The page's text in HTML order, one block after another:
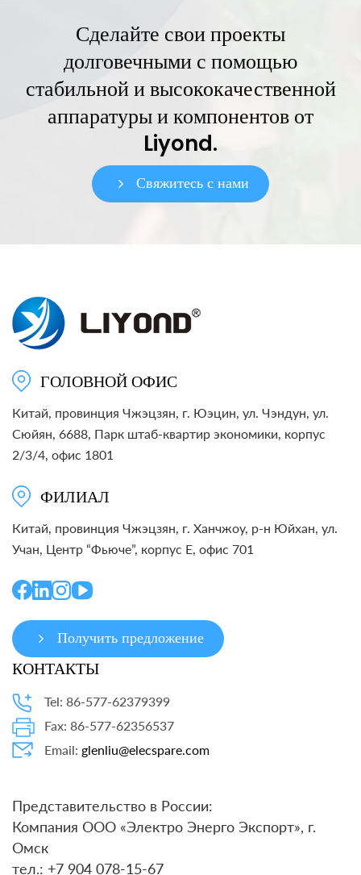
Сделайте свои проекты
долговечными с помощью
стабильной и высококачественной
аппаратуры и компонентов от
Liyond.
Свяжитесь с нами
ГОЛОВНОЙ ОФИС
Китай, провинция Чжэцзян, г. Юэцин, ул. Чэндун, ул.
Сюйян, 6688, Парк штаб-квартир экономики, корпус
2/3/4, офис 1801
ФИЛИАЛ
Китай, провинция Чжэцзян, г. Ханчжоу, р-н Юйхан, ул.
Учан, Центр “Фьюче”, корпус E, офис 701
Получить предложение
КОНТАКТЫ
Tel: 86-577-62379399
Fax: 86-577-62356537
Email: glenliu@elecspare.com
Представительство в России:
Компания ООО «Электро Энерго Экспорт», г.
Омск
тел.: +7 904 078-15-67